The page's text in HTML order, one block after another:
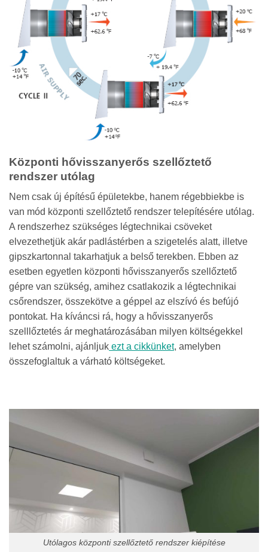
Központi hővisszanyerős szellőztető
rendszer utólag
Nem csak új építésű épületekbe, hanem régebbiekbe is
van mód központi szellőztető rendszer telepítésére utólag.
A rendszerhez szükséges légtechnikai csöveket
elvezethetjük akár padlástérben a szigetelés alatt, illetve
gipszkartonnal takarhatjuk a belső terekben. Ebben az
esetben egyetlen központi hővisszanyerős szellőztető
gépre van szükség, amihez csatlakozik a légtechnikai
csőrendszer, összekötve a géppel az elszívó és befújó
pontokat. Ha kíváncsi rá, hogy a hővisszanyerős
szelllőztetés ár meghatározásában milyen költségekkel
lehet számolni, ajánljuk ezt a cikkünket, amelyben
összefoglaltuk a várható költségeket.
Utólagos központi szellőztető rendszer kiépítése